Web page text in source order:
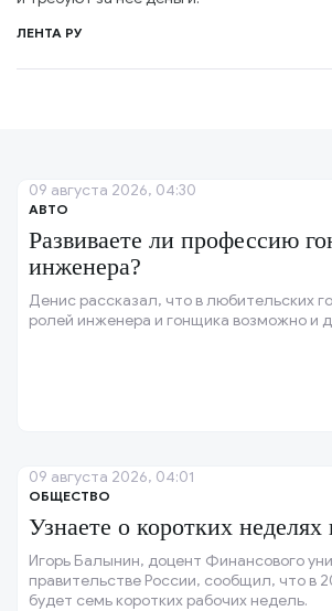
ЛЕНТА РУ
АВТО
Развиваете ли профессию
инженера?
Денис рассказал, что в любительских
ролей инженера и гонщика возможно и
09 августа 2026, 04:30
ОБЩЕСТВО
Узнаете о коротких неделях
Игорь Балынин, доцент Финансового
правительстве России, сообщил, что в
будет семь коротких рабочих недель.
09 августа 2026, 04:01